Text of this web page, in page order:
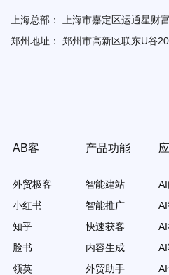
上海总部：
上海市嘉定区运通星财
郑州地址：
郑州市高新区联东U谷
AB客
外贸极客
小红书
知乎
脸书
领英
产品功能
智能建站
智能推广
快速获客
内容生成
外贸助手